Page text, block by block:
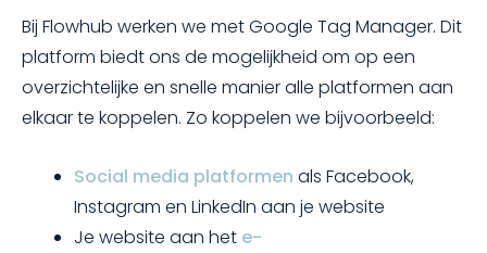
Bij Flowhub werken we met Google Tag Manager. Dit
platform biedt ons de mogelijkheid om op een
overzichtelijke en snelle manier alle platformen aan
elkaar te koppelen. Zo koppelen we bijvoorbeeld:
Social media platformen als Facebook,
Instagram en LinkedIn aan je website
Je website aan het e-